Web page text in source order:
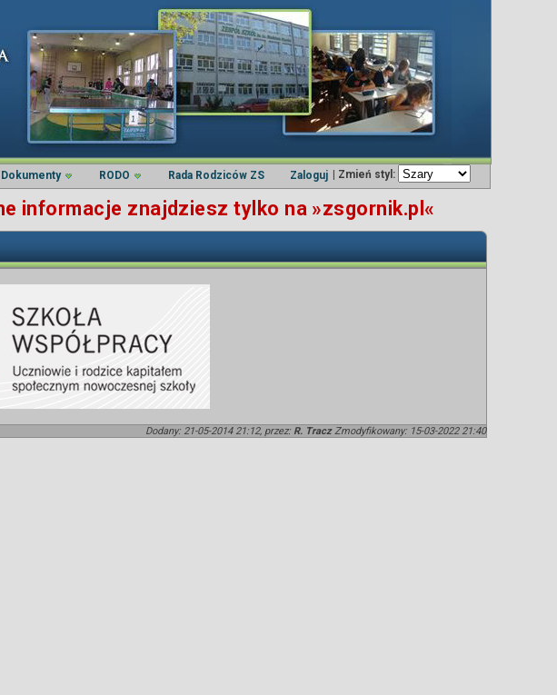
Dokumenty RODO Rada Rodziców ZS Zaloguj | Zmień styl:
informacje znajdziesz tylko na »zsgornik.pl«
Dodany: 21-05-2014 21:12, przez: R. TraczZmodyfikowany: 15-03-2022 21:40